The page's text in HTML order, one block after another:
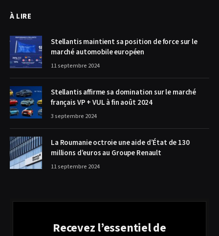
À LIRE
Stellantis maintient sa position de force sur le
marché automobile européen
11 septembre 2024
Stellantis affirme sa domination sur le marché
français VP + VUL à fin août 2024
3 septembre 2024
La Roumanie octroie une aide d’État de 130
millions d’euros au Groupe Renault
11 septembre 2024
Recevez l’essentiel de